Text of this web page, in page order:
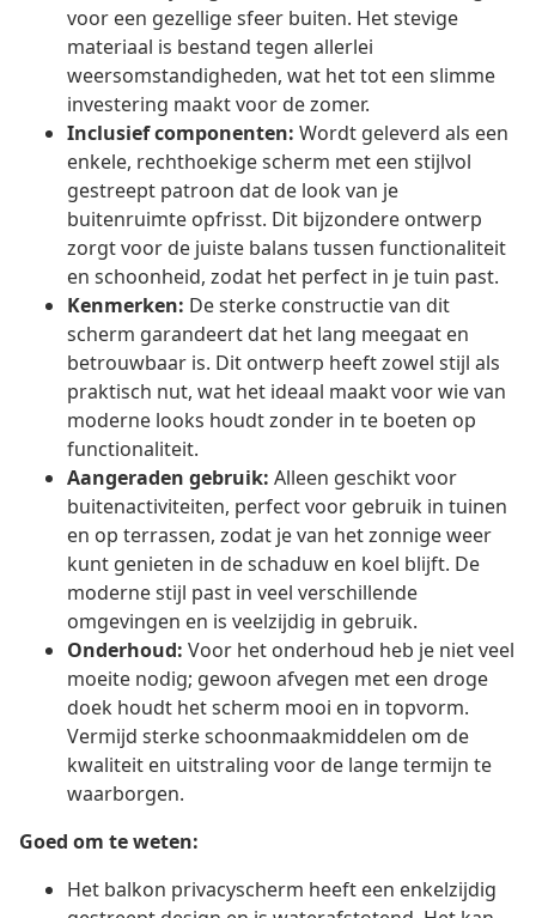
voor een gezellige sfeer buiten. Het stevige
materiaal is bestand tegen allerlei
weersomstandigheden, wat het tot een slimme
investering maakt voor de zomer.
Inclusief componenten: Wordt geleverd als een
enkele, rechthoekige scherm met een stijlvol
gestreept patroon dat de look van je
buitenruimte opfrisst. Dit bijzondere ontwerp
zorgt voor de juiste balans tussen functionaliteit
en schoonheid, zodat het perfect in je tuin past.
Kenmerken: De sterke constructie van dit
scherm garandeert dat het lang meegaat en
betrouwbaar is. Dit ontwerp heeft zowel stijl als
praktisch nut, wat het ideaal maakt voor wie van
moderne looks houdt zonder in te boeten op
functionaliteit.
Aangeraden gebruik: Alleen geschikt voor
buitenactiviteiten, perfect voor gebruik in tuinen
en op terrassen, zodat je van het zonnige weer
kunt genieten in de schaduw en koel blijft. De
moderne stijl past in veel verschillende
omgevingen en is veelzijdig in gebruik.
Onderhoud: Voor het onderhoud heb je niet veel
moeite nodig; gewoon afvegen met een droge
doek houdt het scherm mooi en in topvorm.
Vermijd sterke schoonmaakmiddelen om de
kwaliteit en uitstraling voor de lange termijn te
waarborgen.
Goed om te weten:
Het balkon privacyscherm heeft een enkelzijdig